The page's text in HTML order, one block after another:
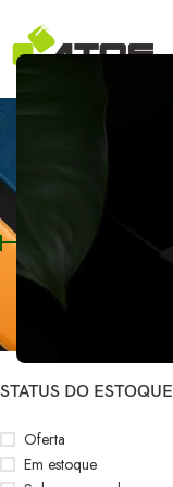
FILTRAR POR PREÇO
R$100
STATUS DO ESTOQUE
Oferta
Em estoque